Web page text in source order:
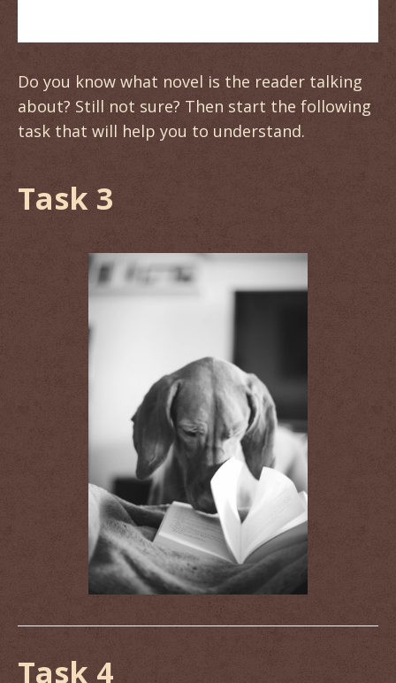
Do you know what novel is the reader talking
about? Still not sure? Then start the following
task that will help you to understand.
Task 3
Task 4